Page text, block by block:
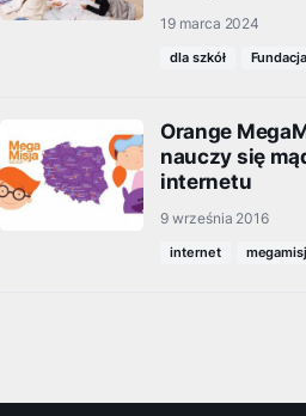
19 marca 2024
dla szkół
Orange
nauczy się
internetu
9 września 2016
internet